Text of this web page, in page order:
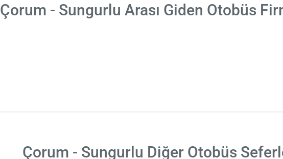
Çorum - Sungurlu Arası Giden Otobüs
Çorum - Sungurlu Diğer Otobüs